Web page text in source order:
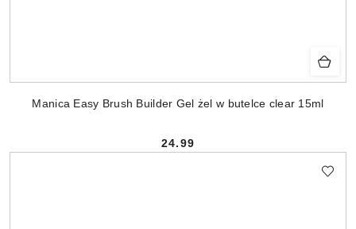
Manica Easy Brush Builder Gel żel w butelce clear 15ml
Cena:
24.99